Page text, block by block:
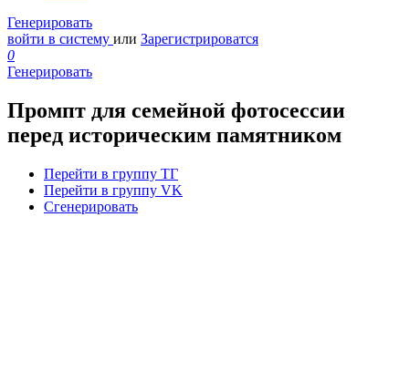
Генерировать
войти в систему или Зарегистрироватся
0
Генерировать
Промпт для семейной фотосессии
перед историческим памятником
Перейти в группу ТГ
Перейти в группу VK
Сгенерировать